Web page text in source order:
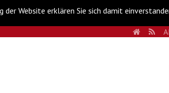
Website erklären Sie sich damit
HOMERSS